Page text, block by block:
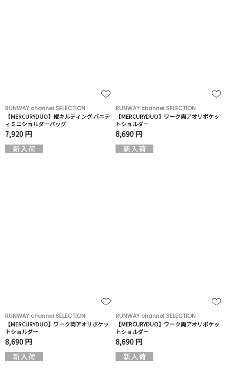
RUNWAY channel SELECTION
【MERCURYDUO】縦キルティング バニテ
ィミニショルダーバッグ
7,920 円
RUNWAY channel SELECTION
【MERCURYDUO】ワーク両アオリポケッ
トショルダー
8,690 円
RUNWAY channel SELECTION
【MERCURYDUO】ワーク両アオリポケッ
トショルダー
8,690 円
RUNWAY channel SELECTION
【MERCURYDUO】ワーク両アオリポケッ
トショルダー
8,690 円